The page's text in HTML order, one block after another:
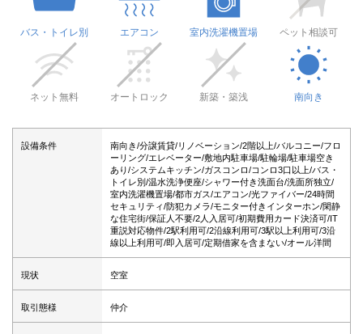
バス・トイレ別 エアコン 室内洗濯機置場 ペット相談可
ネット無料 オートロック 新築・築浅 南向き
設備条件
南向き/分譲賃貸/リノベーション/2階以上/バルコニー/フロ
ーリング/エレベーター/敷地内駐車場/駐輪場/駐車場空き
あり/システムキッチン/ガスコンロ/コンロ3口以上/バス・
トイレ別/温水洗浄便座/シャワー付き洗面台/洗面所独立/
室内洗濯機置場/都市ガス/エアコン/光ファイバー/24時間
セキュリティ/防犯カメラ/モニター付きインターホン/閑静
な住宅街/保証人不要/2人入居可/初期費用カード決済可/IT
重説対応物件/2駅利用可/2沿線利用可/3駅以上利用可/3沿
線以上利用可/即入居可/定期借家を含まない/オール洋間
現状 空室
取引態様 仲介